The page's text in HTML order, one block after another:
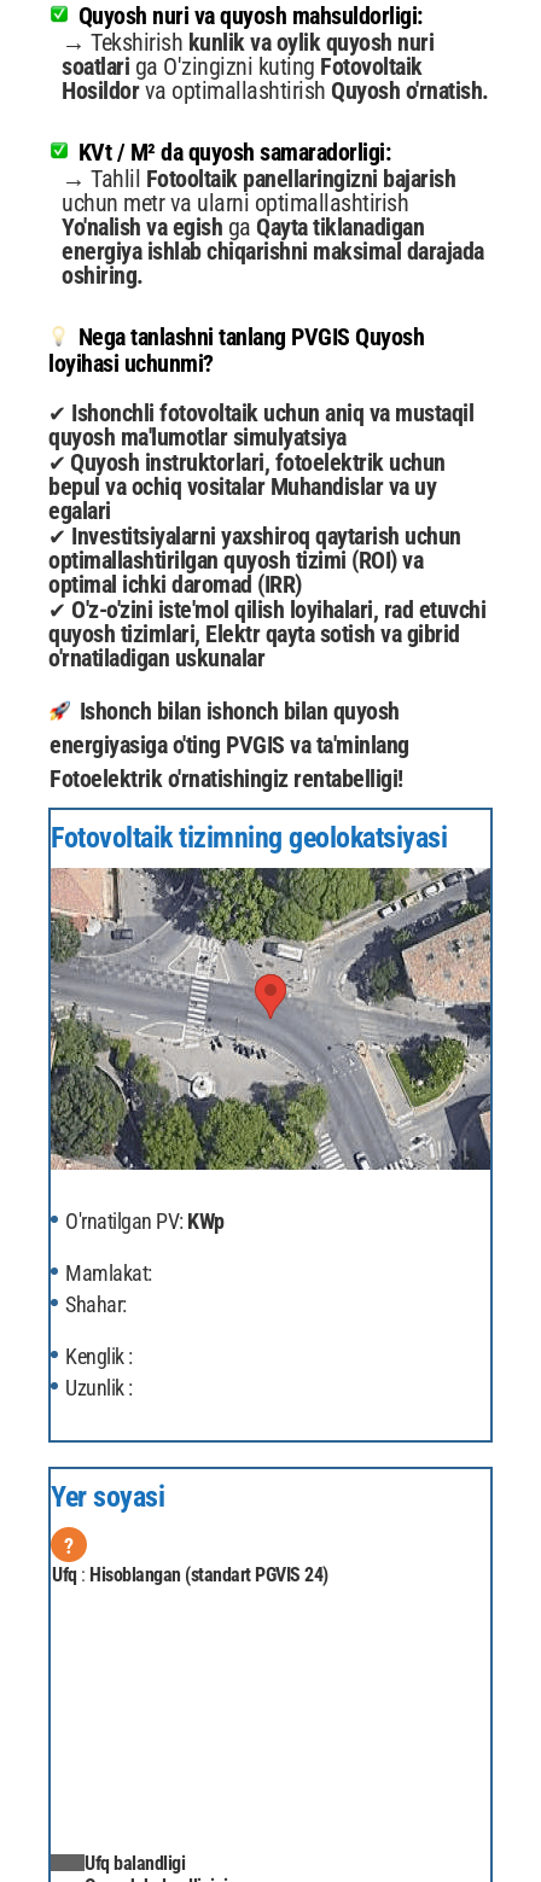
Quyosh nuri va quyosh mahsuldorligi:
→ Tekshirish kunlik va oylik quyosh nuri
soatlari ga O'zingizni kuting Fotovoltaik
Hosildorva optimallashtirish Quyosh o'rnatish.
KVt / M² da quyosh samaradorligi:
→ Tahlil Fotooltaik panellaringizni bajarish
uchun metr va ularni optimallashtirish
Yo'nalish va egish ga Qayta tiklanadigan
energiya ishlab chiqarishni maksimal darajada
oshiring.
Nega tanlashni tanlang PVGIS Quyosh
loyihasi uchunmi?
✔ Ishonchli fotovoltaik uchun aniq va mustaqil
quyosh ma'lumotlar simulyatsiya
✔ Quyosh instruktorlari, fotoelektrik uchun
bepul va ochiq vositalar Muhandislar va uy
egalari
✔ Investitsiyalarni yaxshiroq qaytarish uchun
optimallashtirilgan quyosh tizimi (ROI) va
optimal ichki daromad (IRR)
✔ O'z-o'zini iste'mol qilish loyihalari, rad etuvchi
quyosh tizimlari, Elektr qayta sotish va gibrid
o'rnatiladigan uskunalar
Ishonch bilan ishonch bilan quyosh
energiyasiga o'ting PVGIS va ta'minlang
Fotoelektrik o'rnatishingiz rentabelligi!
Fotovoltaik tizimning geolokatsiyasi
O'rnatilgan PV: KWp
Mamlakat:
Shahar:
Kenglik :
Uzunlik :
Yer soyasi
?
Ufq : Hisoblangan (standart PGVIS 24)
Ufq balandligi